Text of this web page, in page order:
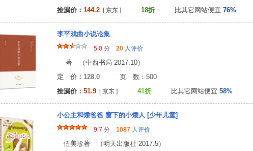
捡漏价： 144.2 [ 京东 ] 18折 比其它网站便宜 76%
李平戏曲小说论集
5.0 分 20 人评价
著 （中西书局 2017.10）
定 价：128.0 页 数：500
捡漏价： 51.9 [ 京东 ] 41折 比其它网站便宜 58%
小公主和矮爸爸 窗下的小矮人 [少年儿童]
9.7 分 1087 人评价
伍美珍著 （明天出版社 2017.5）